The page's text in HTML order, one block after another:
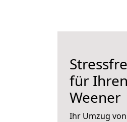
für
Weener
Ihr Umzug